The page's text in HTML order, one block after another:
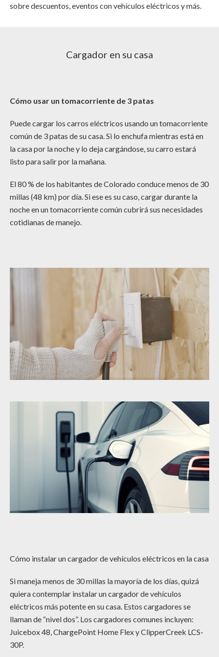
sobre descuentos, eventos con vehículos eléctricos y más.
Cargador en su casa
Cómo usar un tomacorriente de 3 patas
Puede cargar los carros eléctricos usando un tomacorriente
común de 3 patas de su casa. Si lo enchufa mientras está en
la casa por la noche y lo deja cargándose, su carro estará
listo para salir por la mañana.
El 80 % de los habitantes de Colorado conduce menos de 30
millas (48 km) por día. Si ese es su caso, cargar durante la
noche en un tomacorriente común cubrirá sus necesidades
cotidianas de manejo.
Cómo instalar un cargador de vehículos eléctricos en la casa
Si maneja menos de 30 millas la mayoría de los días, quizá
quiera contemplar instalar un cargador de vehículos
eléctricos más potente en su casa. Estos cargadores se
llaman de “nivel dos”. Los cargadores comunes incluyen:
Juicebox 48, ChargePoint Home Flex y ClipperCreek LCS-
30P.